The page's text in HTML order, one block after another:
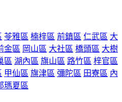
苓雅區 楠梓區 前鎮區 仁武區 大
金區 岡山區 大社區 橋頭區 大樹
區 湖內區 旗山區 路竹區 梓官區
甲仙區 旗津區 彌陀區 田寮區 內
瑪夏區